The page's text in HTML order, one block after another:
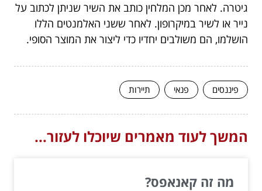
גיטרה. לאחר מכן המלחין כותב את השיר שניתן לכתוב על
נייר או לשיר במיקרופון. לאחר ששני האלמנטים הללו
הושלמו, הם משולבים יחדיו כדי ליצור את המוצר הסופי.
פיננסים פנאי תיירות
המשך לעוד מאמרים שיוכלו לעזור...
מה זה קאנאפס?